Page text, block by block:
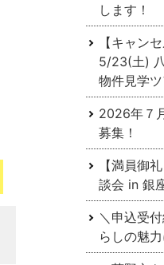
します！
【キャン
5/23(土)
物件見学
2026年７
募集！
【満員御
談会 in 銀
＼申込受
らしの魅